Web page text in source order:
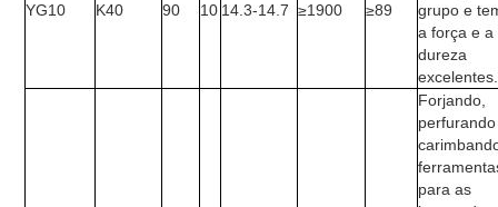
YG10 K40 90 10 14.3-14.7 ≥1900 ≥89
grupo e
a força e a
dureza
excelentes.
Forjando,
para as